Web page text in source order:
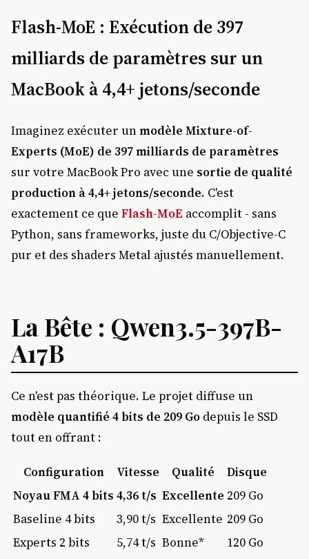
Flash-MoE : Exécution de 397
milliards de paramètres sur un
MacBook à 4,4+ jetons/seconde
Imaginez exécuter unmodèle Mixture-of-
Experts (MoE) de 397 milliards de paramètres
sur votre MacBook Pro avec une sortie de qualité
production à 4,4+ jetons/seconde. C'est
exactement ce que Flash-MoE accomplit - sans
Python, sans frameworks, juste du C/Objective-C
pur et des shaders Metal ajustés manuellement.
La Bête : Qwen3.5-397B-
A17B
Ce n'est pas théorique. Le projet diffuse un
modèle quantifié 4 bits de 209 Go depuis le SSD
tout en offrant :
Configuration Vitesse Qualité
Disque
Noyau FMA 4 bits 4,36 t/s Excellente 209 Go
Baseline 4 bits
3,90 t/s Excellente 209 Go
Experts 2 bits
5,74 t/s Bonne* 120 Go